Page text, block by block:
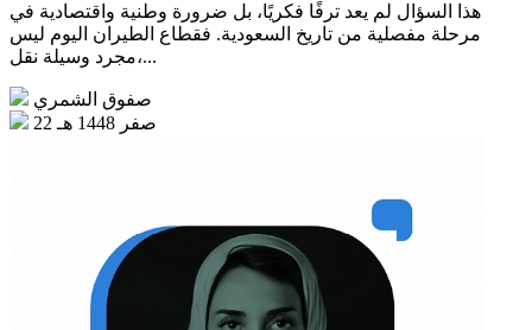
هذا السؤال لم يعد ترفًا فكريًا، بل ضرورة وطنية واقتصادية في
مرحلة مفصلية من تاريخ السعودية. فقطاع الطيران اليوم ليس
مجرد وسيلة نقل،...
صفوق الشمري
22 صفر 1448 هـ